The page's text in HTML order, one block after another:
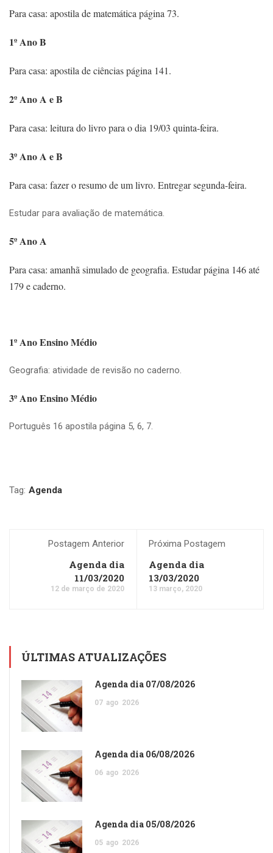
Para casa: apostila de matemática página 73.
1º Ano B
Para casa: apostila de ciências página 141.
2º Ano A e B
Para casa: leitura do livro para o dia 19/03 quinta-feira.
3º Ano A e B
Para casa: fazer o resumo de um livro. Entregar segunda-feira.
Estudar para avaliação de matemática.
5º Ano A
Para casa: amanhã simulado de geografia. Estudar página 146 até
179 e caderno.
1º Ano Ensino Médio
Geografia: atividade de revisão no caderno.
3º Ano Ensino Médio
Português 16 apostila página 5, 6, 7.
Tag: Agenda
Postagem Anterior
Agenda dia
11/03/2020
12 de março de 2020
Próxima Postagem
Agenda dia
13/03/2020
13 março, 2020
ÚLTIMAS ATUALIZAÇÕES
Agenda dia 07/08/2026
07 ago 2026
Agenda dia 06/08/2026
06 ago 2026
Agenda dia 05/08/2026
05 ago 2026